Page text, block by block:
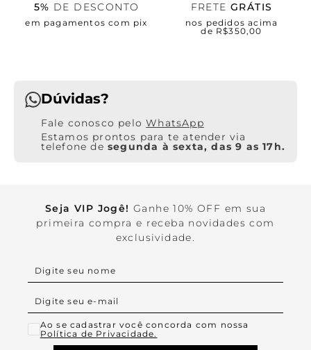
5% DE DESCONTO
em pagamentos com pix
FRETE GRÁTIS
nos pedidos acima
de R$350,00
Dúvidas?
WhatsApp
Estamos prontos para te atender via
telefone de segunda à sexta, das 9 as 17h.
Seja VIP Jogê! Ganhe 10% OFF em sua
primeira compra e receba novidades com
exclusividade.
Ao se cadastrar você concorda com nossa
Política de Privacidade.